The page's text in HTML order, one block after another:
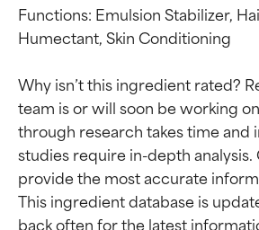
Functions: Emulsion Stabilizer,
Humectant, Skin Conditioning
Why isn’t this ingredient rated?
team is or will soon be working
through research takes time and
studies require in-depth analysis.
provide the most accurate
This ingredient database is
Beoordelingen
Beoordelingen